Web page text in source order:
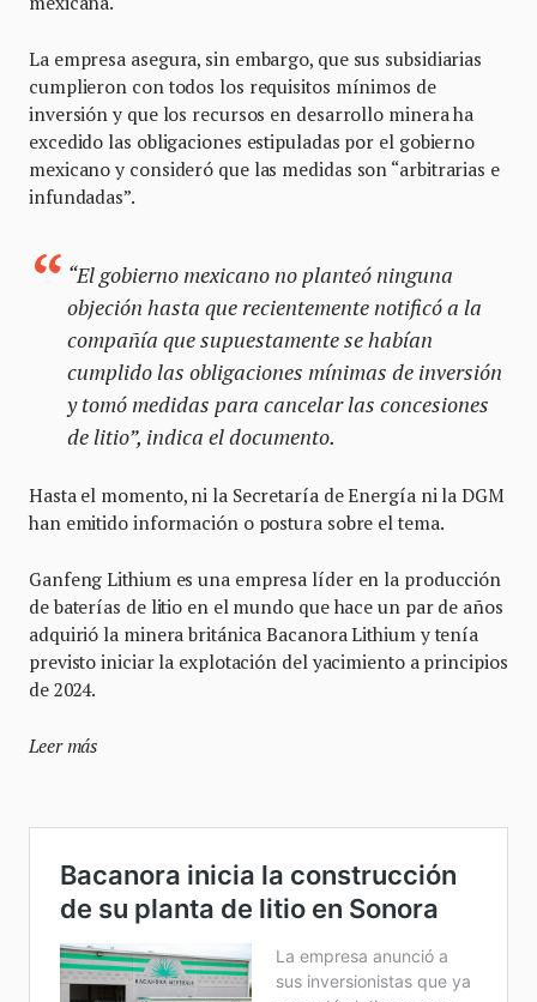
La empresa asegura, sin embargo, que sus subsidiarias
cumplieron con todos los requisitos mínimos de
inversión y que los recursos en desarrollo minera ha
excedido las obligaciones estipuladas por el gobierno
mexicano y consideró que las medidas son arbitrarias e
infundadas .
“El gobierno mexicano no planteó ninguna
objeción hasta que recientemente notificó a la
compañía que supuestamente se habían
cumplido las obligaciones mínimas de inversión
y tomó medidas para cancelar las concesiones
de litio”, indica el documento.
Hasta el momento, ni la Secretaría de Energía ni la DGM
han emitido información o postura sobre el tema.
Ganfeng Lithium es una empresa líder en la producción
de baterías de litio en el mundo que hace un par de años
adquirió la minera británica Bacanora Lithium y tenía
previsto iniciar la explotación del yacimiento a principios
de 2024.
Leer más